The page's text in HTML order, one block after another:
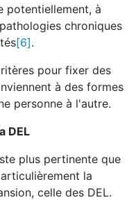
potentiellement, à
chroniques
[6].
pour fixer des
à des formes
personne à l'autre.
DEL
plus pertinente que
la
celle des DEL.